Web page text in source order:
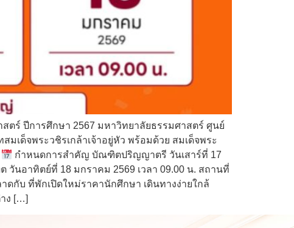
ตร์ ปีการศึกษา 2567 มหาวิทยาลัยธรรมศาสตร์ ศูนย์
เด็จพระวชิรเกล้าเจ้าอยู่หัว พร้อมด้วย สมเด็จพระ
กำหนดการสำคัญ บัณฑิตปริญญาตรี วันเสาร์ที่ 17
นอาทิตย์ที่ 18 มกราคม 2569 เวลา 09.00 น. สถานที่
กับ ที่พักเปิดใหม่ราคานักศึกษา เดินทางง่ายใกล้
ง […]